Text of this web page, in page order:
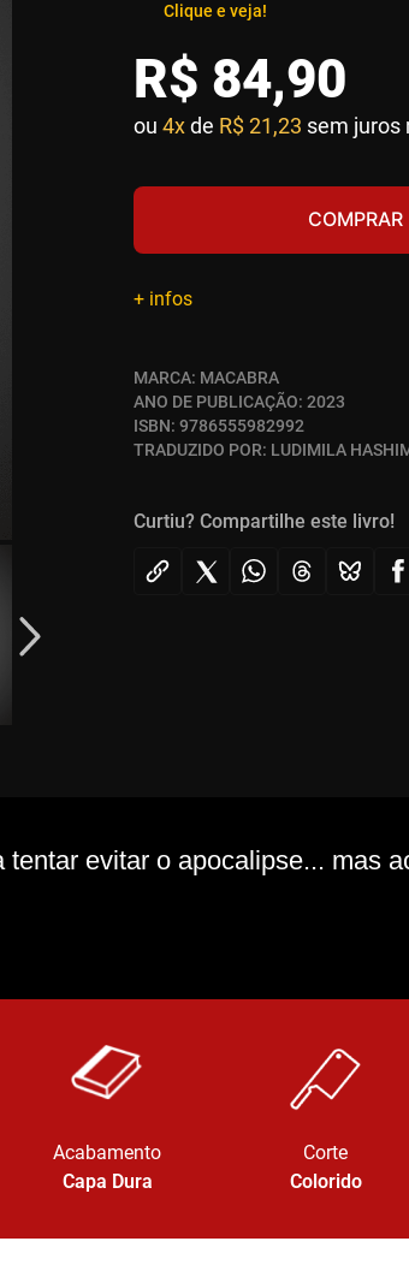
Clique e veja!
R$ 84,90
ou 4xde R$ 21,23 sem juros
COMPRAR
+ infos
MARCA: MACABRA
ANO DE PUBLICAÇÃO: 2023
ISBN: 9786555982992
TRADUZIDO POR: LUDIMILA
Curtiu? Compartilhe este livro!
evitar o apocalipse... mas
Acabamento
Capa Dura
Corte
Colorido